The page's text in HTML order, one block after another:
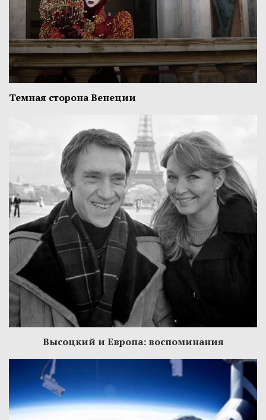
Темная сторона Венеции
Высоцкий и Европа: воспоминания